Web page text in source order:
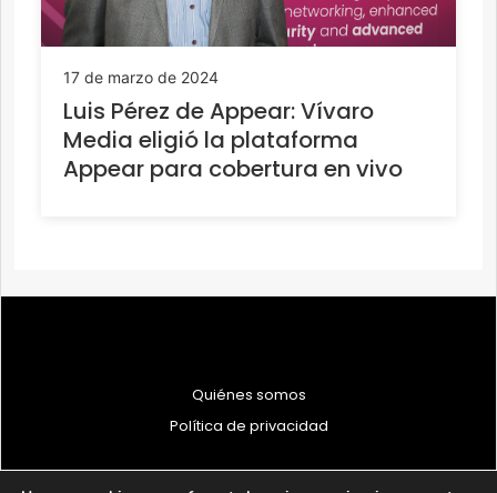
17 de marzo de 2024
Luis Pérez de Appear: Vívaro
Media eligió la plataforma
Appear para cobertura en vivo
Quiénes somos
Política de privacidad